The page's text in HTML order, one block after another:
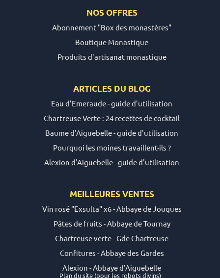
NOS OFFRES
Abonnement "Box des monastères"
Boutique Monastique
Produits d'artisanat monastique
ARTICLES DU BLOG
Eau d'Emeraude - guide d'utilisation
Chartreuse Verte : 24 recettes de cocktail
Baume d'Aiguebelle - guide d'utilisation
Pourquoi les moines travaillent-ils ?
Alexion d'Aiguebelle - guide d'utilisation
MEILLEURES VENTES
Vin rosé "Exsulta" x6 - Abbaye de Jouques
Pâtes de fruits - Abbaye de Tournay
Chartreuse verte - Gde Chartreuse
Confitures - Abbaye des Gardes
Alexion - Abbaye d'Aiguebelle
Plan du site(pour les robots divins)